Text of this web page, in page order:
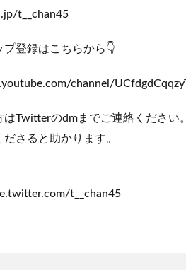
t__chan45
プ登録はこちらから👇
channel/
はTwitterのdmまでご連絡ください
さると助かります。
t__chan45